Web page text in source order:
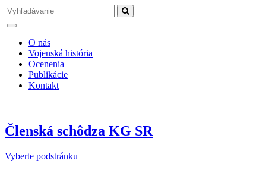
O nás
Vojenská história
Ocenenia
Publikácie
Kontakt
Členská schôdza KG SR
Vyberte podstránku